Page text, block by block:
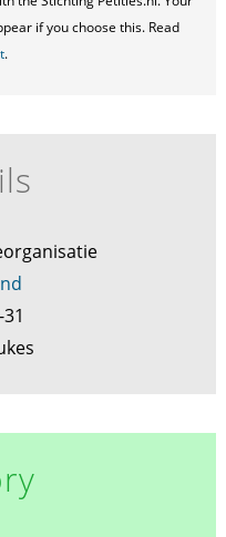
if you choose this. Read
.